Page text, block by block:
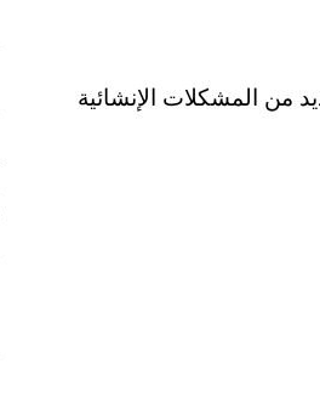
من المشكلات الإنشائية